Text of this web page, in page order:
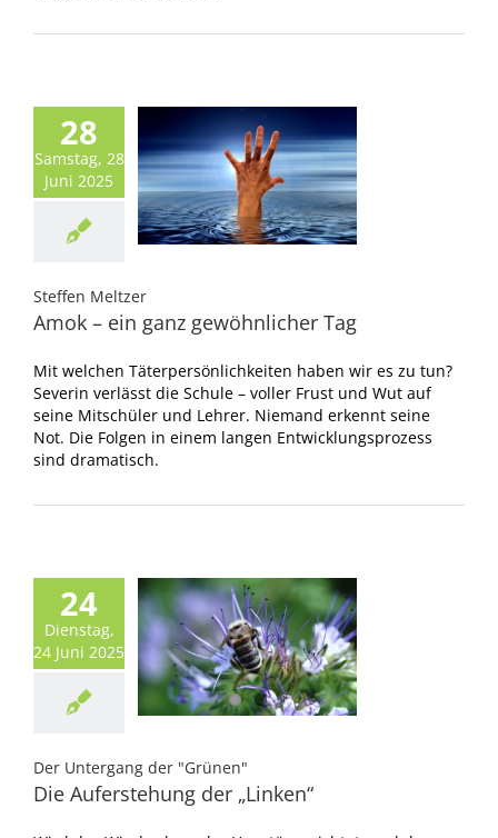
28
Samstag, 28
Juni 2025
Steffen Meltzer
Amok – ein ganz gewöhnlicher Tag
Mit welchen Täterpersönlichkeiten haben wir es zu tun?
Severin verlässt die Schule – voller Frust und Wut auf
seine Mitschüler und Lehrer. Niemand erkennt seine
Not. Die Folgen in einem langen Entwicklungsprozess
sind dramatisch.
24
Dienstag,
24 Juni 2025
Der Untergang der "Grünen"
Die Auferstehung der „Linken“